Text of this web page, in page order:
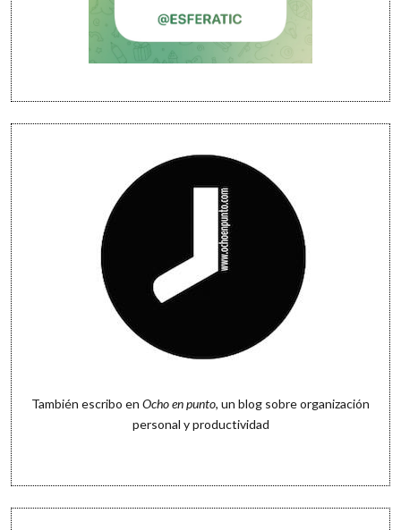
También escribo en Ocho en punto, un blog sobre organización
personal y productividad